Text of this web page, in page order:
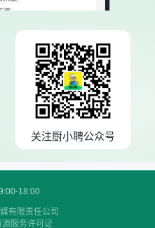
关注厨小聘公众号
18:00
有限责任公司
服务许可证